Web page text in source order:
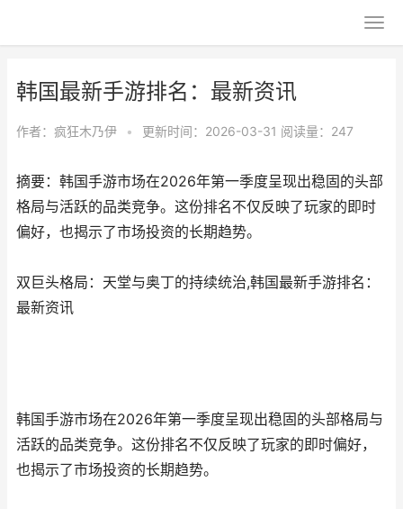
韩国最新手游排名：最新资讯
作者： 疯狂木乃伊 • 更新时间：2026-03-31 阅读量：247
摘要：韩国手游市场在2026年第一季度呈现出稳固的头部
格局与活跃的品类竞争。这份排名不仅反映了玩家的即时
偏好，也揭示了市场投资的长期趋势。
双巨头格局：天堂与奥丁的持续统治,韩国最新手游排名：
最新资讯
韩国手游市场在2026年第一季度呈现出稳固的头部格局与
活跃的品类竞争。这份排名不仅反映了玩家的即时偏好，
也揭示了市场投资的长期趋势。